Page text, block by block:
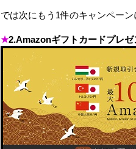
では次にもう1件のキャンペー
★2.Amazonギフトカードプレ